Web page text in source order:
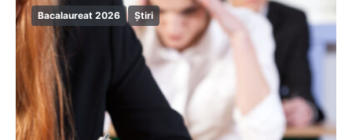
Bacalaureat 2026 Știri